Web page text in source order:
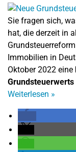
Sie fragen sich,
hat, die derzeit in
Immobilien in
Oktober 2022 eine
Grundsteuerwerts
Weiterlesen »